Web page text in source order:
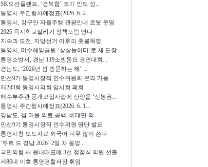
SK오션플랜트, ‘경북함’ 조기 인도 성...
통영시 주간행사예정표(2026. 6. 2...
통영시, 강구안 자율주행 관광안내 로봇 운영
2026 욕지학교살리기 정책포럼 연다
지속과 도전, 지방선거 이후의 촛불혁명
통영시, 미수해양공원 ‘상상놀이터’로 새 단장
통영소방서, 경남 119소방동요 경연대회...
경남도, ‘2026년 섬 방문하는 해’ ...
민선9기 통영시장직 인수위원회 본격 가동
제243회 통영시의회 임시회 폐회
해수부주관 공개모집사업에 산양읍 ‘신봉권...
통영시 주간행사예정표(2026. 6. 1...
경남도, 섬 마을 의료 공백, 비대면 의...
민선9기 통영시장직 인수위원 명단 발표
통영시청 보도자료 외국어 너무 많이 쓴다
‘투르 드 경남 2026’ 2일 차 통영...
국민의힘 새 원내대표에 3선 정점식 의원 선출
제86대 이호 통영경찰서장 취임